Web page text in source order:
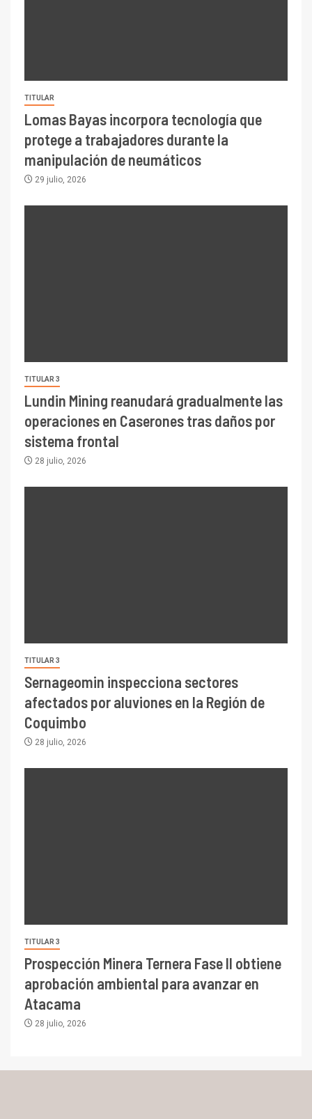
TITULAR
Lomas Bayas incorpora tecnología que
protege a trabajadores durante la
manipulación de neumáticos
29 julio, 2026
TITULAR 3
Lundin Mining reanudará gradualmente las
operaciones en Caserones tras daños por
sistema frontal
28 julio, 2026
TITULAR 3
Sernageomin inspecciona sectores
afectados por aluviones en la Región de
Coquimbo
28 julio, 2026
TITULAR 3
Prospección Minera Ternera Fase II obtiene
aprobación ambiental para avanzar en
Atacama
28 julio, 2026